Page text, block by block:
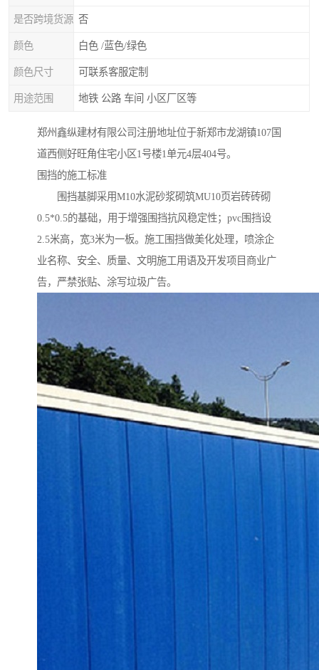
是否跨境货源 否
颜色 白色 /蓝色/绿色
颜色尺寸 可联系客服定制
用途范围 地铁 公路 车间 小区厂区等
郑州鑫纵建材有限公司注册地址位于新郑市龙湖镇107国
道西侧好旺角住宅小区1号楼1单元4层404号。
围挡的施工标准
围挡基脚采用M10水泥砂浆砌筑MU10页岩砖砖砌
0.5*0.5的基础，用于增强围挡抗风稳定性；pvc围挡设
2.5米高，宽3米为一板。施工围挡做美化处理，喷涂企
业名称、安全、质量、文明施工用语及开发项目商业广
告，严禁张贴、涂写垃圾广告。